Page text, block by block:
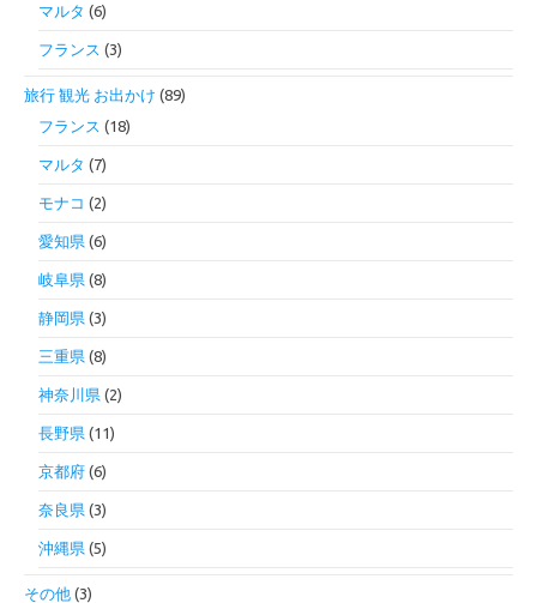
マルタ (6)
フランス (3)
旅行 観光 お出かけ (89)
フランス (18)
マルタ (7)
モナコ (2)
愛知県 (6)
岐阜県 (8)
静岡県 (3)
三重県 (8)
神奈川県 (2)
長野県 (11)
京都府 (6)
奈良県 (3)
沖縄県 (5)
その他 (3)